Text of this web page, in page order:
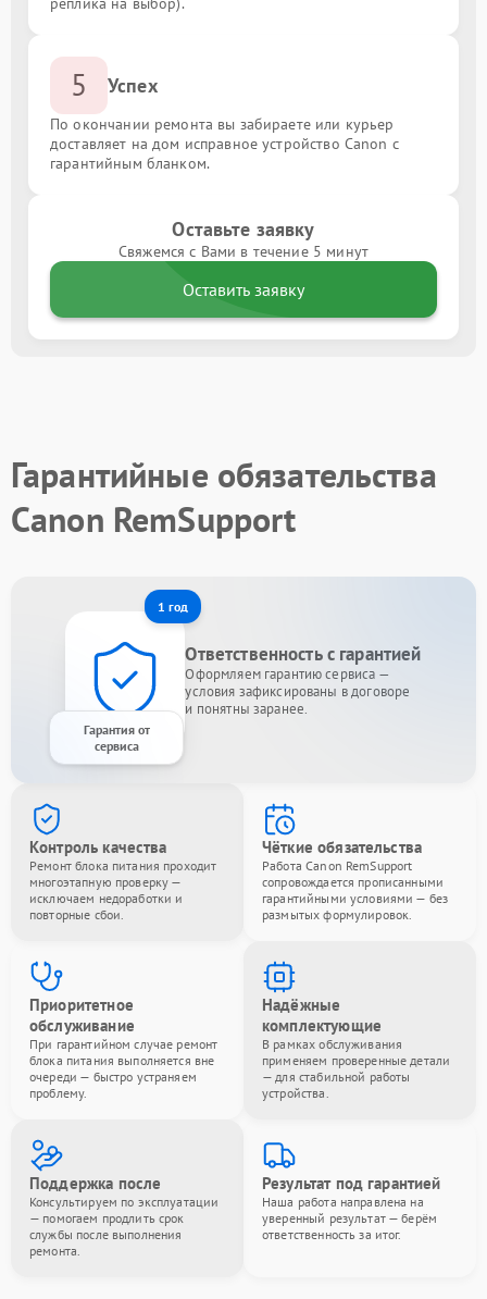
5 Успех
По окончании ремонта вы забираете или курьер
доставляет на дом исправное устройство Canon с
гарантийным бланком.
Оставьте заявку
Свяжемся с Вами в течение 5 минут
Оставить заявку
Гарантийные обязательства
Canon RemSupport
1 год
Гарантия от
сервиса
Ответственность с гарантией
Оформляем гарантию сервиса —
условия зафиксированы в договоре
и понятны заранее.
Контроль качества
Ремонт блока питания проходит
многоэтапную проверку —
исключаем недоработки и
повторные сбои.
Чёткие обязательства
Работа Canon RemSupport
сопровождается прописанными
гарантийными условиями — без
размытых формулировок.
Приоритетное
обслуживание
При гарантийном случае ремонт
блока питания выполняется вне
очереди — быстро устраняем
проблему.
Надёжные
комплектующие
В рамках обслуживания
применяем проверенные детали
— для стабильной работы
устройства.
Поддержка после
Консультируем по эксплуатации
— помогаем продлить срок
службы после выполнения
ремонта.
Результат под гарантией
Наша работа направлена на
уверенный результат — берём
ответственность за итог.